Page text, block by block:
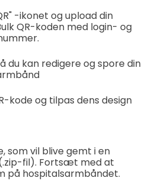
-ikonet og upload din
QR-koden med login- og
du kan redigere og spore din
kode og tilpas dens design
som vil blive gemt i en
fil). Fortsæt med at
på hospitalsarmbåndet.